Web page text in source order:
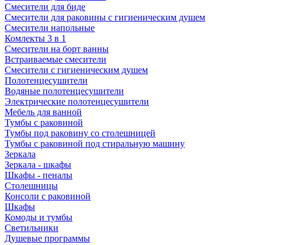
Смесители для биде
Смесители для раковины с гигиеническим душем
Смесители напольные
Комлекты 3 в 1
Смесители на борт ванны
Встраиваемые смесители
Смесители с гигиеническим душем
Полотенцесушители
Водяные полотенцесушители
Электрические полотенцесушители
Мебель для ванной
Тумбы с раковиной
Тумбы под раковину со столешницей
Тумбы с раковиной под стиральную машину
Зеркала
Зеркала - шкафы
Шкафы - пеналы
Столешницы
Консоли с раковиной
Шкафы
Комоды и тумбы
Светильники
Душевые программы